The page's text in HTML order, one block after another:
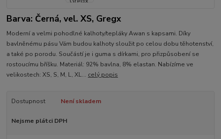
Barva: Černá, vel. XS, Gregx
Moderní a velmi pohodlné kalhoty/tepláky Awan s kapsami. Díky
bavlněnému pásu Vám budou kalhoty sloužit po celou dobu těhotenství,
a také po porodu. Součástí je i guma s dírkami, pro přizpůsobení se
rostoucímu bříšku. Materiál: 92% bavlna, 8% elastan. Nabízíme ve
velikostech: XS, S, M, L, XL... celý popis
Dostupnost Není skladem
Nejsme plátci DPH